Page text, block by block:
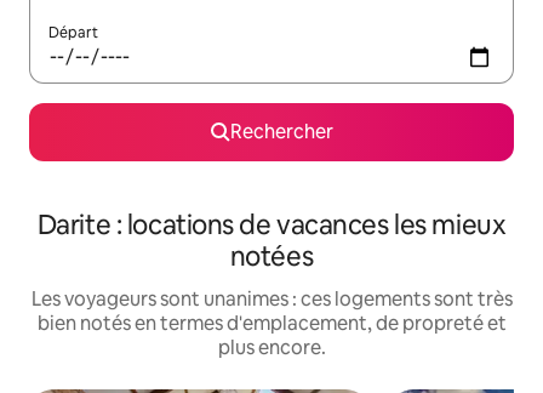
Départ
Rechercher
Darite : locations de vacances les mieux
notées
Les voyageurs sont unanimes : ces logements sont très
bien notés en termes d'emplacement, de propreté et
plus encore.